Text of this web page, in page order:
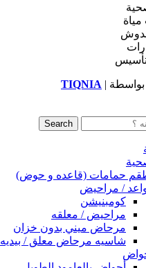
بواسطة | TIQNIA
Search
حمامات (قاعده و حوض)
/ مراحيض
كومبنيشن
مراحيض / معلقه
مرحاض ميني بدون خزان
شاسيه مرحاض معلق / بيديه